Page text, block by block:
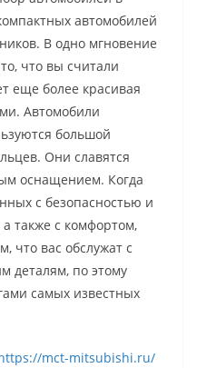
автомобилей
В одно мгновение
что вы считали
еще более красивая
Автомобили
большой
Они славятся
оснащением. Когда
с безопасностью и
также с комфортом,
что вас обслужат с
деталям, по этому
самых известных
mct-mitsubishi.ru/